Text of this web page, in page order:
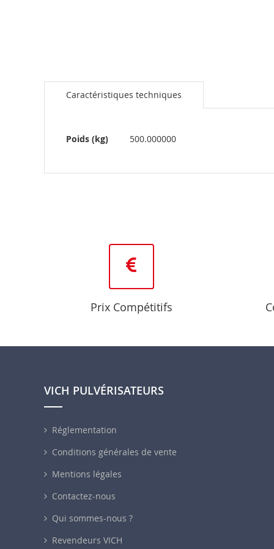
Caractéristiques techniques
Plus
d’information
Poids (kg) 500.000000
Prix Compétitifs
VICH PULVÉRISATEURS
Réglementation
Conditions générales de vente
Mentions légales
Contactez-nous
Qui sommes-nous ?
Revendeurs VICH